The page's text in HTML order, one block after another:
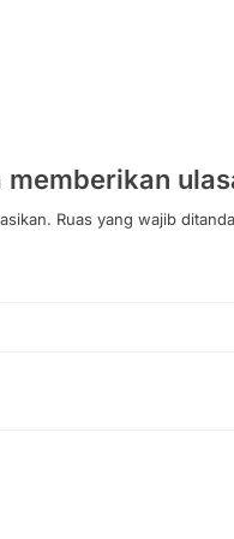
Ruas yang wajib